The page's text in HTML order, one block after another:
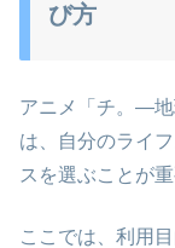
び方
アニメ「チ。―
は、自分のライ
スを選ぶことが重
ここでは、利用